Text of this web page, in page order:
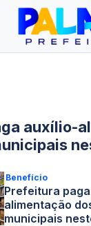
auxílio-
Benefício
Prefeitura
alimentação
municipais